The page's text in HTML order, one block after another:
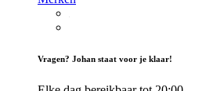
Vragen? Johan staat voor je klaar!